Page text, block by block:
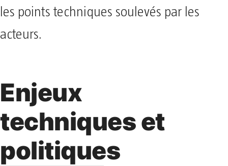
les points techniques soulevés par les
acteurs.
Enjeux
techniques et
politiques